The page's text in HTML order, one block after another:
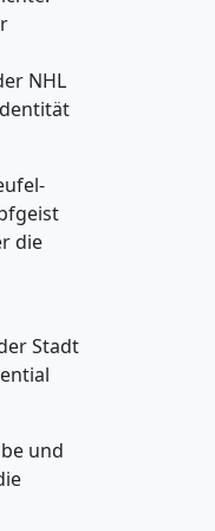
NHL
die
Stadt
und